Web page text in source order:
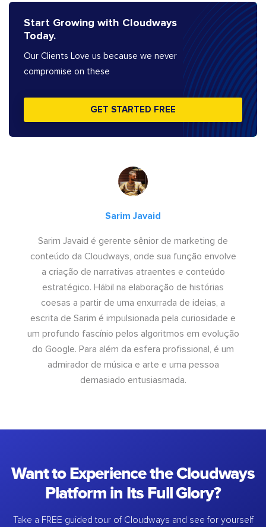
Start Growing with Cloudways
Today.
Our Clients Love us because we never
compromise on these
GET STARTED FREE
Sarim Javaid
Sarim Javaid é gerente sênior de marketing de
conteúdo da Cloudways, onde sua função envolve
a criação de narrativas atraentes e conteúdo
estratégico. Hábil na elaboração de histórias
coesas a partir de uma enxurrada de ideias, a
escrita de Sarim é impulsionada pela curiosidade e
um profundo fascínio pelos algoritmos em evolução
do Google. Para além da esfera profissional, é um
admirador de música e arte e uma pessoa
demasiado entusiasmada.
Want to Experience the Cloudways
Platform in Its Full Glory?
Take a FREE guided tour of Cloudways and see for yourself